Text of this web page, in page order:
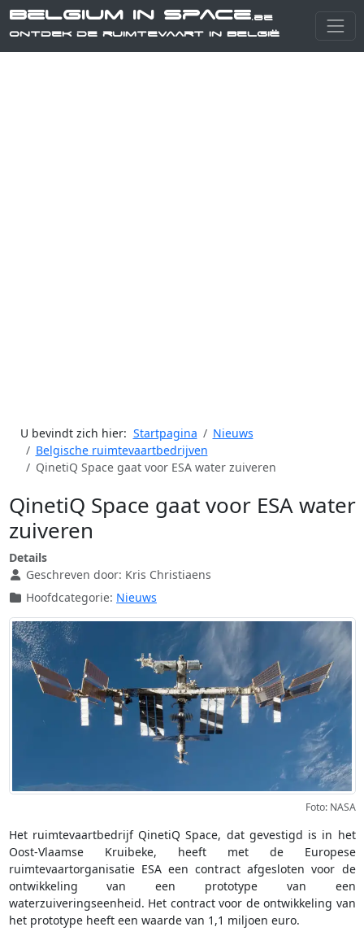
Belgium in Space.be
Ontdek de ruimtevaart in België
U bevindt zich hier: Startpagina
Nieuws
Belgische ruimtevaartbedrijven
QinetiQ Space gaat voor ESA water zuiveren
QinetiQ Space gaat voor ESA water
zuiveren
Details
Geschreven door: Kris Christiaens
Hoofdcategorie: Nieuws
Foto: NASA
Het ruimtevaartbedrijf QinetiQ Space, dat gevestigd is in het
Oost-Vlaamse Kruibeke, heeft met de Europese
ruimtevaartorganisatie ESA een contract afgesloten voor de
ontwikkeling van een prototype van een
waterzuiveringseenheid. Het contract voor de ontwikkeling van
het prototype heeft een waarde van 1,1 miljoen euro.